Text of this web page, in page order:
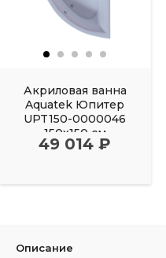
Акриловая ванна
Aquatek Юпитер
UPT150-0000046
150х150 см
49 014 ₽
Описание